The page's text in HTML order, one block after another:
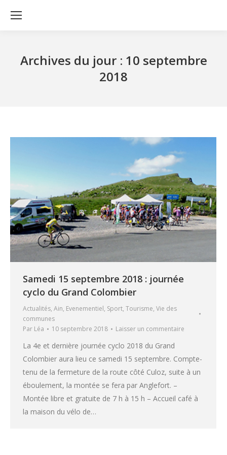
Archives du jour : 10 septembre
2018
Samedi 15 septembre 2018 : journée
cyclo du Grand Colombier
Actualités, Ain, Evenementiel, Sport, Tourisme, Vie des
communes
Par Léa 10 septembre 2018 Laisser un commentaire
La 4e et dernière journée cyclo 2018 du Grand
Colombier aura lieu ce samedi 15 septembre. Compte-
tenu de la fermeture de la route côté Culoz, suite à un
éboulement, la montée se fera par Anglefort. –
Montée libre et gratuite de 7 h à 15 h – Accueil café à
la maison du vélo de…